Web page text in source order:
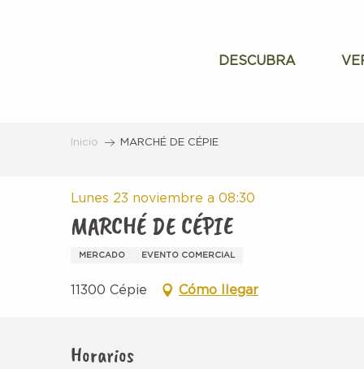
DESCUBRA
Inicio MARCHÉ DE CÉPIE
Lunes 23 noviembre a 08:30
MARCHÉ DE CÉPIE
MERCADO EVENTO COMERCIAL
11300 Cépie Cómo llegar
Horarios